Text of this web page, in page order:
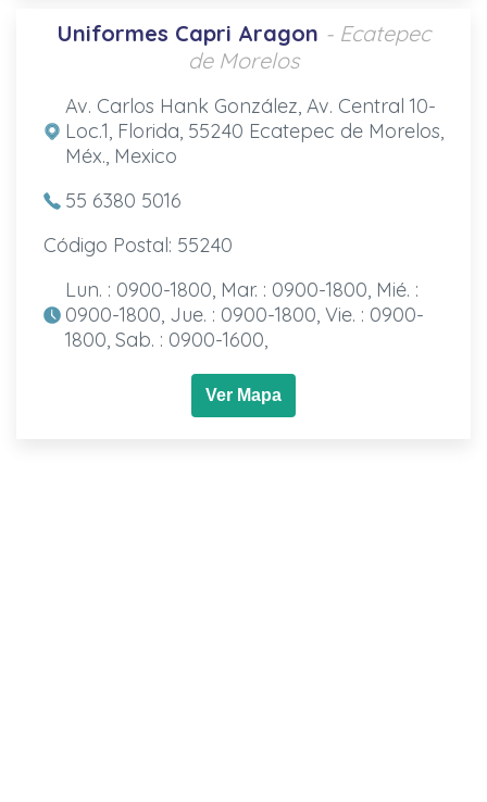
Uniformes Capri Aragon - Ecatepec
de Morelos
Av. Carlos Hank González, Av. Central 10-
Loc.1, Florida, 55240 Ecatepec de Morelos,
Méx., Mexico
55 6380 5016
Código Postal: 55240
Lun. : 0900-1800, Mar. : 0900-1800, Mié. :
0900-1800, Jue. : 0900-1800, Vie. : 0900-
1800, Sab. : 0900-1600,
Ver Mapa